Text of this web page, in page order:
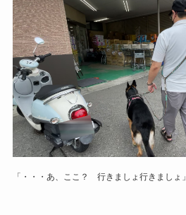
「・・・あ、ここ？ 行きましょ行きましょ」